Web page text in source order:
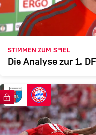
STIMMEN ZUM SPIEL
Die Analyse zur 1.
FC Bayern TV PLUS